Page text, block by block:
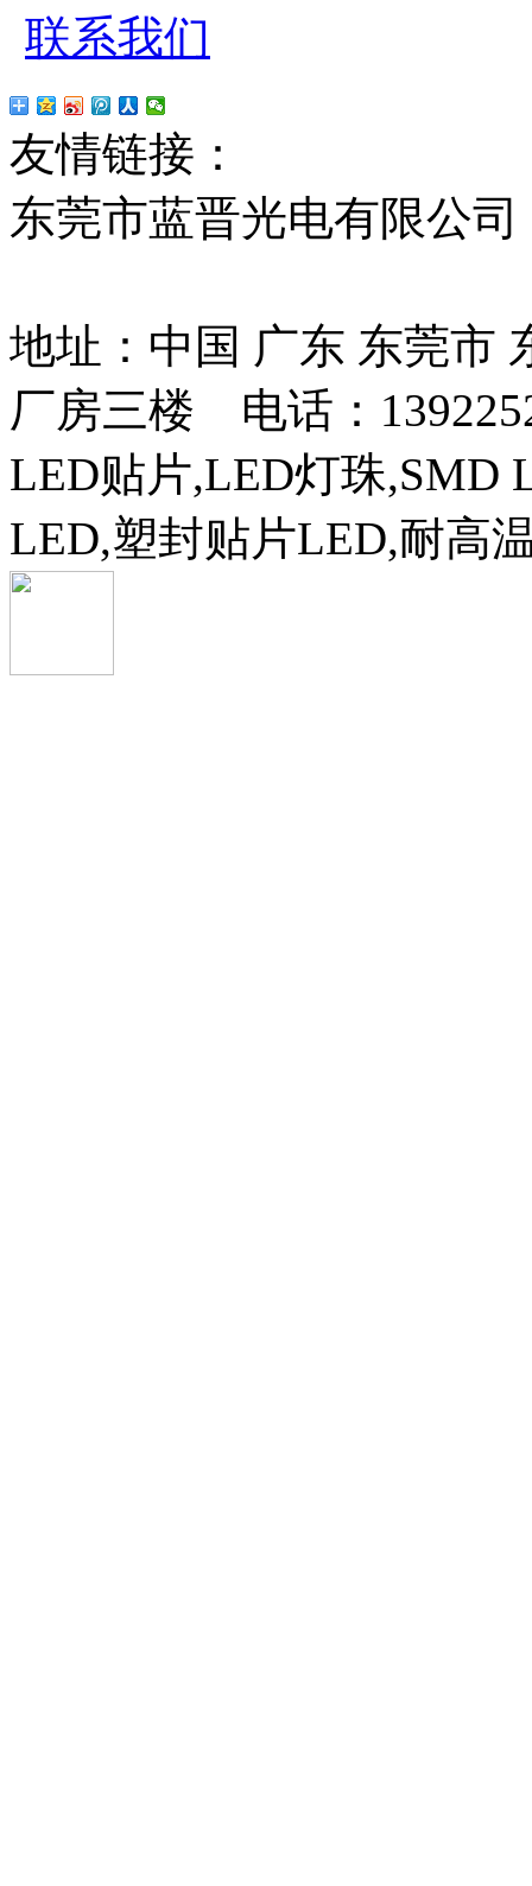
联系我们
友情链接：
东莞市蓝晋光电有限公
地址：中国 广东 东莞市
厂房三楼 电话：
LED贴片,LED灯珠,SMD
LED,塑封贴片LED,耐